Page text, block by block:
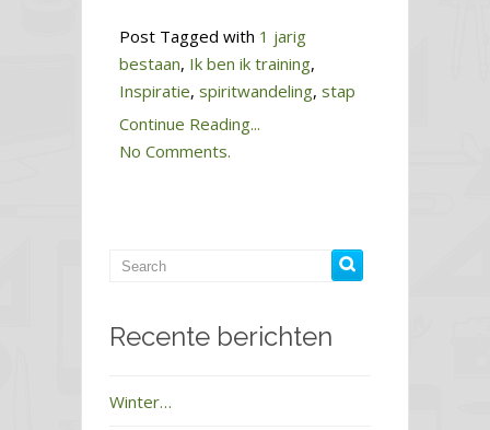
Post Tagged with 1 jarig
bestaan, Ik ben ik training,
Inspiratie, spiritwandeling, stap
Continue Reading...
No Comments.
Recente berichten
Winter…